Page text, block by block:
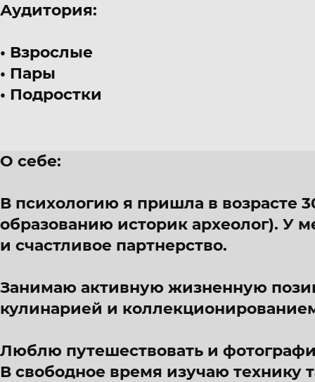
Аудитория:
Взрослые
Пары
Подростки
О себе:
В психологию я пришла в возрасте
образованию историк археолог). У
и счастливое партнерство.
Занимаю активную жизненную
кулинарией и
Люблю путешествовать и
В свободное время изучаю технику